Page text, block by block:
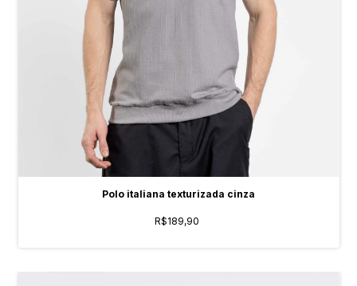
Polo italiana texturizada cinza
R$189,90